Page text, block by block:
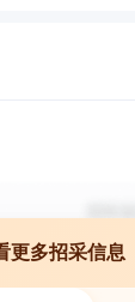
更多招采信息